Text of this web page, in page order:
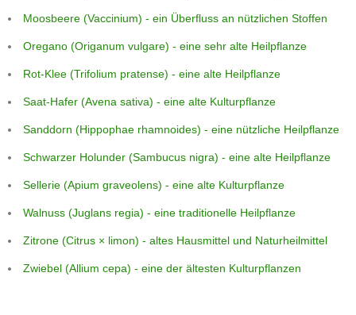
Moosbeere (Vaccinium) - ein Überfluss an nützlichen Stoffen
Oregano (Origanum vulgare) - eine sehr alte Heilpflanze
Rot-Klee (Trifolium pratense) - eine alte Heilpflanze
Saat-Hafer (Avena sativa) - eine alte Kulturpflanze
Sanddorn (Hippophae rhamnoides) - eine nützliche Heilpflanze
Schwarzer Holunder (Sambucus nigra) - eine alte Heilpflanze
Sellerie (Apium graveolens) - eine alte Kulturpflanze
Walnuss (Juglans regia) - eine traditionelle Heilpflanze
Zitrone (Citrus × limon) - altes Hausmittel und Naturheilmittel
Zwiebel (Allium cepa) - eine der ältesten Kulturpflanzen